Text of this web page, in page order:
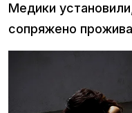
Медики
сопряжено